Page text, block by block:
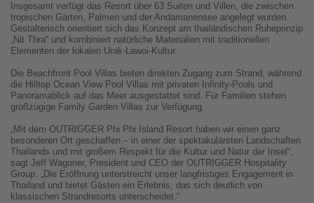
Insgesamt verfügt das Resort über 63 Suiten und Villen, die zwischen
tropischen Gärten, Palmen und der Andamanensee angelegt wurden.
Gestalterisch orientiert sich das Konzept am thailändischen Ruheprinzip
„Nit Thra“ und kombiniert natürliche Materialien mit traditionellen
Elementen der lokalen Urak-Lawoi-Kultur.
Die Beachfront Pool Villas bieten direkten Zugang zum Strand, während
die Hilltop Ocean View Pool Villas mit privaten Infinity-Pools und
Panoramablick auf das Meer ausgestattet sind. Für Familien stehen
großzügige Family Garden Villas zur Verfügung.
„Mit dem OUTRIGGER Phi Phi Island Resort haben wir einen ganz
besonderen Ort geschaffen – in einer der spektakulärsten Landschaften
Thailands und mit großem Respekt für die Kultur und Natur der Insel“,
sagt Jeff Wagoner, President und CEO der OUTRIGGER Hospitality
Group. „Die Eröffnung unterstreicht unser langfristiges Engagement in
Thailand und bietet Gästen ein Erlebnis, das sich deutlich von
klassischen Strandresorts unterscheidet.“